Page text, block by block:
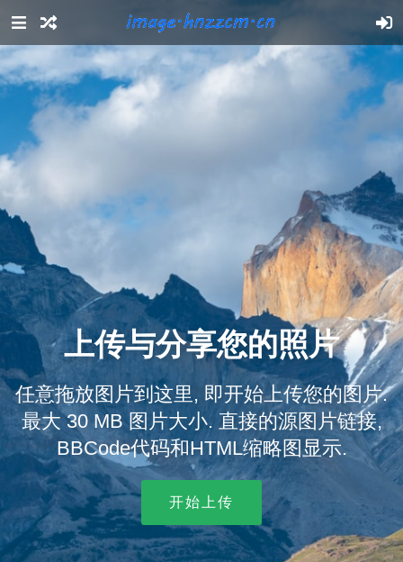
上传与分享您的照片
任意拖放图片到这里, 即开始上传您的图片.
最大 30 MB 图片大小. 直接的源图片链接,
BBCode代码和HTML缩略图显示.
开始上传